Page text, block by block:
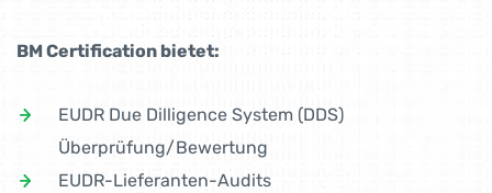
BM Certification bietet:
EUDR Due Dilligence System (DDS)
Überprüfung/Bewertung
EUDR-Lieferanten-Audits